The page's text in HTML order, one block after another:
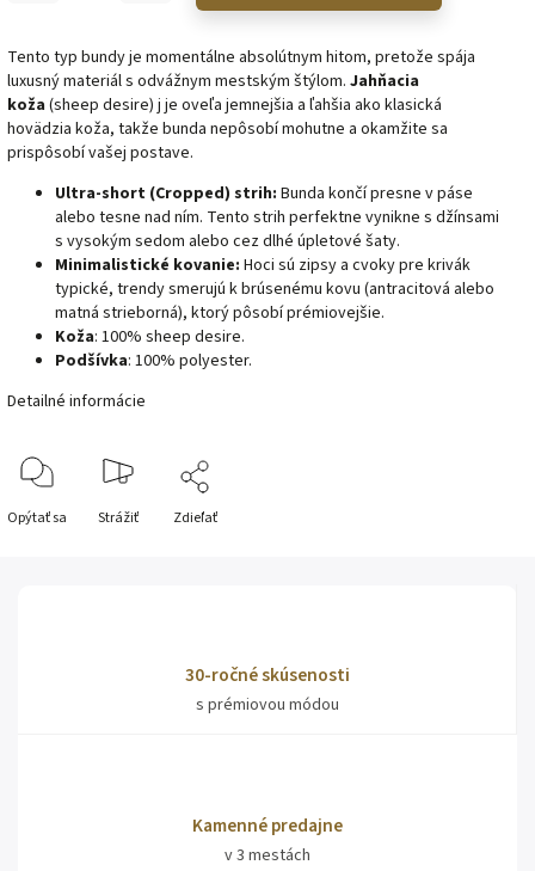
Tento typ bundy je momentálne absolútnym hitom, pretože spája
luxusný materiál s odvážnym mestským štýlom. Jahňacia
koža (sheep desire) j je oveľa jemnejšia a ľahšia ako klasická
hovädzia koža, takže bunda nepôsobí mohutne a okamžite sa
prispôsobí vašej postave.
Ultra-short (Cropped) strih: Bunda končí presne v páse
alebo tesne nad ním. Tento strih perfektne vynikne s džínsami
s vysokým sedom alebo cez dlhé úpletové šaty.
Minimalistické kovanie: Hoci sú zipsy a cvoky pre krivák
typické, trendy smerujú k brúsenému kovu (antracitová alebo
matná strieborná), ktorý pôsobí prémiovejšie.
Koža: 100% sheep desire.
Podšívka: 100% polyester.
Detailné informácie
Opýtať sa Strážiť Zdieľať
30-ročné skúsenosti
s prémiovou módou
Kamenné predajne
v 3 mestách